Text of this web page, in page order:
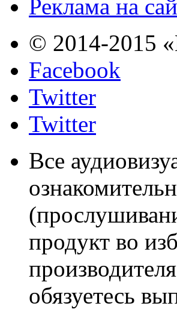
Реклама на
© 2014-2015
Facebook
Twitter
Twitter
Все
продукт во
обязуетесь